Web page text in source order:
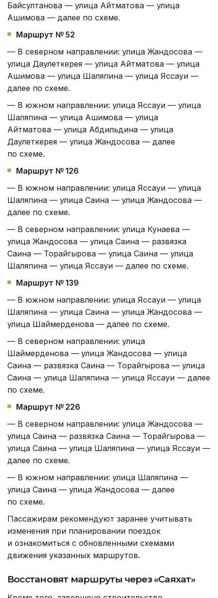
Байсултанова — улица Айтматова — улица
Ашимова — далее по схеме.
Маршрут № 52
— В северном направлении: улица Жандосова —
улица Даулеткерея — улица Айтматова — улица
Ашимова — улица Шаляпина — улица Яссауи —
далее по схеме.
— В южном направлении: улица Яссауи — улица
Шаляпина — улица Ашимова — улица
Айтматова — улица Абдильдина — улица
Даулеткерея — улица Жандосова — далее
по схеме.
Маршрут № 126
— В южном направлении: улица Яссауи — улица
Шаляпина — улица Саина — улица Жандосова —
далее по схеме.
— В северном направлении: улица Кунаева —
улица Жандосова — улица Саина — развязка
Саина — Торайгырова — улица Саина — улица
Шаляпина — улица Яссауи — далее по схеме.
Маршрут № 139
— В южном направлении: улица Яссауи — улица
Шаляпина — улица Саина — улица Жандосова —
улица Шаймерденова — далее по схеме.
— В северном направлении: улица
Шаймерденова — улица Жандосова — улица
Саина — развязка Саина — Торайгырова — улица
Саина — улица Шаляпина — улица Яссауи — далее
по схеме.
Маршрут № 226
— В северном направлении: улица Жандосова —
улица Саина — развязка Саина — Торайгырова —
улица Саина — улица Шаляпина — улица Яссауи —
далее по схеме.
— В южном направлении: улица Шаляпина —
улица Саина — улица Жандосова — далее
по схеме.
Пассажирам рекомендуют заранее учитывать
изменения при планировании поездок
и ознакомиться с обновленными схемами
движения указанных маршрутов.
Восстановят маршруты через «Саяхат»